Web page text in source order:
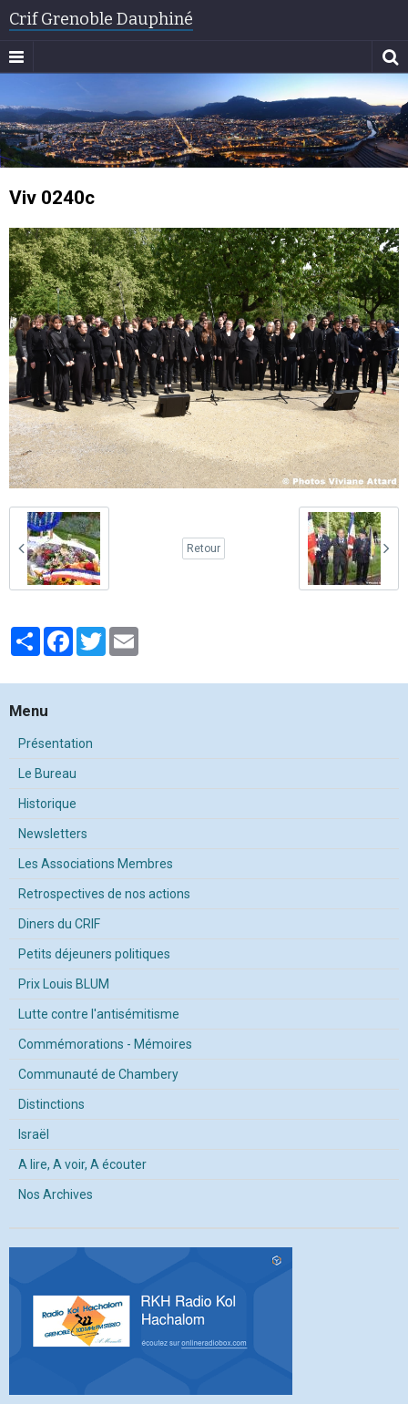
Crif Grenoble Dauphiné
Viv 0240c
Retour
PartagerFacebook
Twitter
Menu
Présentation
Le Bureau
Historique
Newsletters
Les Associations Membres
Retrospectives de nos actions
Diners du CRIF
Petits déjeuners politiques
Prix Louis BLUM
Lutte contre l'antisémitisme
Commémorations - Mémoires
Communauté de Chambery
Distinctions
Israël
A lire, A voir, A écouter
Nos Archives